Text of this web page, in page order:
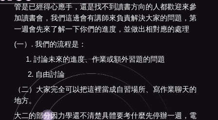
管是已經得心應手，還是找不到讀書方向的人都歡迎來參
加讀書會，我們這邊會有講師來負責解決大家的問題，第
一週會先來了解一下你們的進度，並做出相對應的處理
(一）. 我們的流程是：
1. 討論未來的進度、作業或額外習題的問題
2. 自由討論
（二）大家完全可以把這裡當成自習場所、寫作業聊天的
地方。
大二的部分因力學還不清楚具體要考什麼先停辦一週，電